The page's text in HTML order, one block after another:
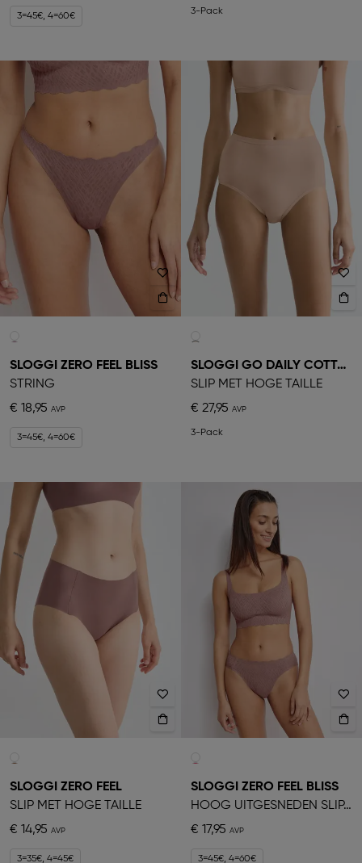
3=45€, 4=60€ 3-Pack
SLOGGI ZERO FEEL BLISS
STRING
€ 18,95
3=45€, 4=60€
SLOGGI GO DAILY COTTON
SLIP MET HOGE TAILLE
€ 27,95
3-Pack
SLOGGI ZERO FEEL
SLIP MET HOGE TAILLE
€ 14,95
3=35€, 4=45€
SLOGGI ZERO FEEL BLISS
HOOG UITGESNEDEN SLIPJE
€ 17,95
3=45€, 4=60€